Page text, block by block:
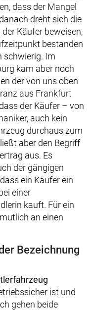
dass der Mangel
dreht sich die
Käufer beweisen,
bestanden
schwierig. Im
kam aber noch
der von uns oben
aus Frankfurt
der Käufer – von
auch kein
durchaus zum
aber den Begriff
aus. Es
der gängigen
ein Käufer ein
einer
kauft. Für ein
an einen
Bezeichnung
ist und
gehen beide